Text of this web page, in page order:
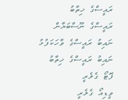
ރައީސްގެ ޚިތާބު
ރައީސްގެ ނޫސްބަޔާން
ނައިބު ރައީސްގެ ވާހަކަފުޅު
ނައިބު ރައީސްގެ ޚިތާބު
ފޮޓޯ ގެލެރީ
ވީޑިއޯ ގެލެރީ